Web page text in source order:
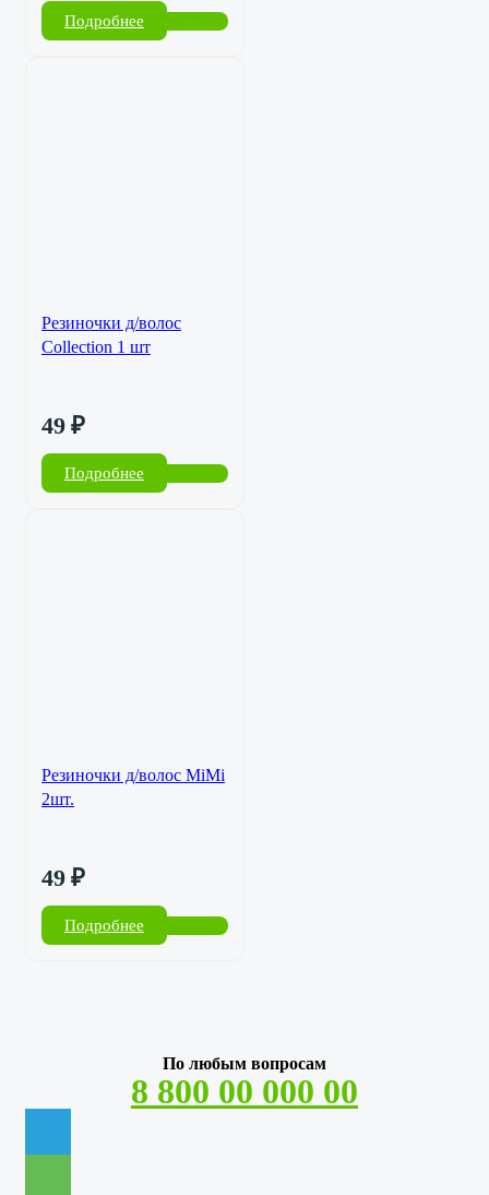
Подробнее
Резиночки д/волос
Collection 1 шт
49 ₽
Подробнее
Резиночки д/волос MiMi
2шт.
49 ₽
Подробнее
По любым вопросам
8 800 00 000 00